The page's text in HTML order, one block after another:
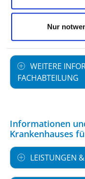
Nur
WEITERE
FACHABTEILUNG
Informationen
Krankenhauses
LEISTUNGEN